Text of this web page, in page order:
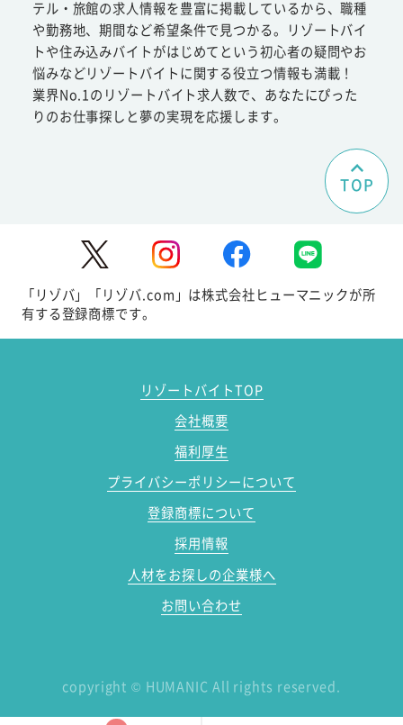
テル・旅館の求人情報を豊富に掲載しているから、職種
や勤務地、期間など希望条件で見つかる。リゾートバイ
トや住み込みバイトがはじめてという初心者の疑問やお
悩みなどリゾートバイトに関する役立つ情報も満載！
業界No.1のリゾートバイト求人数で、あなたにぴった
りのお仕事探しと夢の実現を応援します。
TOP
「リゾバ」「リゾバ.com」は株式会社ヒューマニックが所
有する登録商標です。
リゾートバイトTOP
会社概要
福利厚生
プライバシーポリシーについて
登録商標について
採用情報
人材をお探しの企業様へ
お問い合わせ
copyright © HUMANIC All rights reserved.